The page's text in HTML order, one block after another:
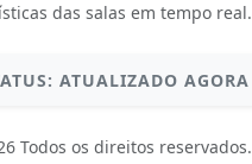
das salas em tempo real.
ATUALIZADO AGORA
Todos os direitos reservados.